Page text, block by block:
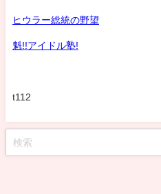
ヒウラー総統の野望
魁!!アイドル塾!
t112